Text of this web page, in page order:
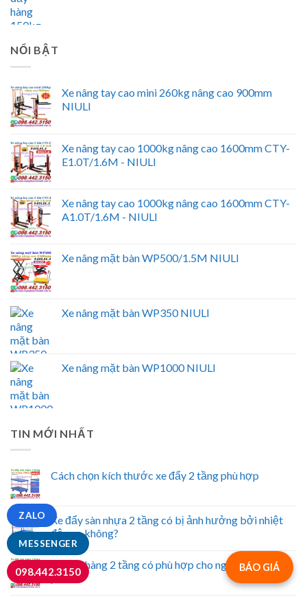
NỔI BẬT
Xe nâng tay cao mini 260kg nâng cao 900mm
NIULI
Xe nâng tay cao 1000kg nâng cao 1600mm CTY-
E1.0T/1.6M - NIULI
Xe nâng tay cao 1000kg nâng cao 1600mm CTY-
A1.0T/1.6M - NIULI
Xe nâng mặt bàn WP500/1.5M NIULI
Xe nâng mặt bàn WP350 NIULI
Xe nâng mặt bàn WP1000 NIULI
TIN MỚI NHẤT
Cách chọn kích thước xe đẩy 2 tầng phù hợp
Xe đẩy sàn nhựa 2 tầng có bị ảnh hưởng bởi nhiệt
độ cao không?
Xe đẩy hàng 2 tầng có phù hợp cho ngành thực
phẩm?
BÁO GIÁ
MESSENGER
ZALO
098.442.3150